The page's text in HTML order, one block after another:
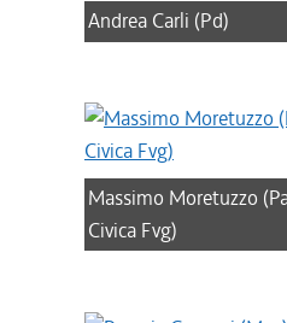
Andrea Carli (Pd)
Massimo Moretuzzo
Civica Fvg)